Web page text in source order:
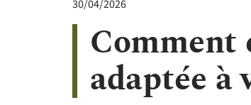
30/04/2026
adaptée à